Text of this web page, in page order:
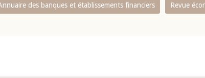
des banques et établissements financiers Revue